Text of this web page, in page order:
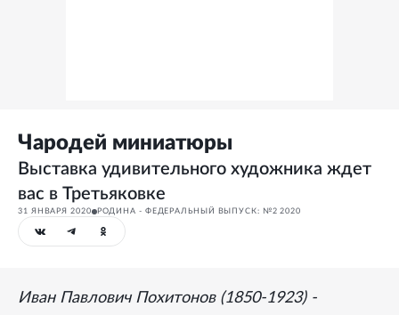
Чародей миниатюры
Выставка удивительного художника ждет
вас в Третьяковке
31 ЯНВАРЯ 2020 РОДИНА - ФЕДЕРАЛЬНЫЙ ВЫПУСК: №2 2020
Иван Павлович Похитонов (1850-1923) -